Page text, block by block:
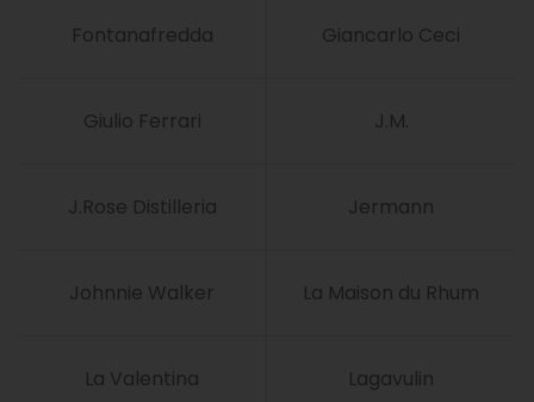
Fontanafredda Giancarlo Ceci
Giulio Ferrari J.M.
J.Rose Distilleria Jermann
Johnnie Walker La Maison du Rhum
La Valentina Lagavulin